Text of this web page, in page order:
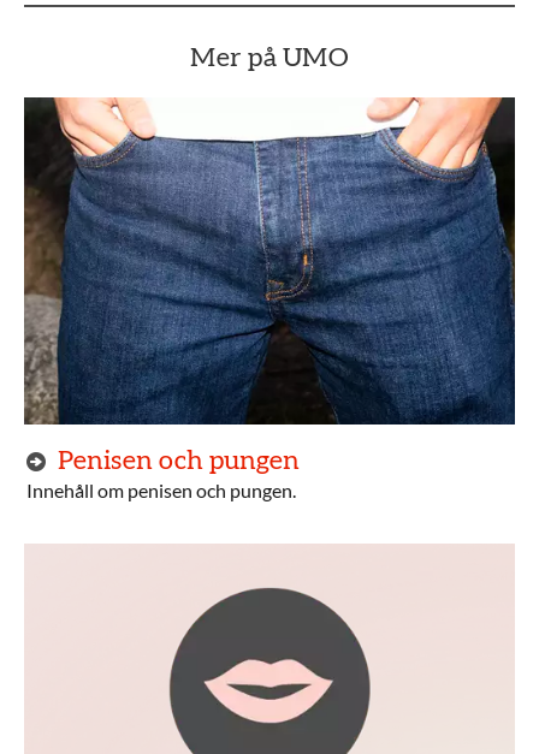
Mer på UMO
Penisen och pungen
Innehåll om penisen och pungen.